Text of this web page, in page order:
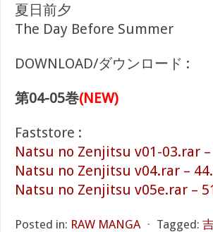
夏日前夕
The Day Before Summer
DOWNLOAD/ダウンロード :
第04-05巻(NEW)
Faststore :
Natsu no Zenjitsu v01-03.rar –
Natsu no Zenjitsu v04.rar –
Natsu no Zenjitsu v05e.rar –
Posted in: RAW MANGA ⋅ Tagged: